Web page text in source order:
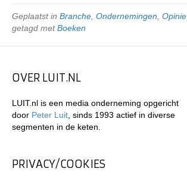
Geplaatst in Branche Ondernemingen Opinie
getagd metBoeken
OVER LUIT.NL
LUIT.nl is een media onderneming opgericht
door Peter Luit , sinds 1993 actief in diverse
segmenten in de keten.
PRIVACY/COOKIES